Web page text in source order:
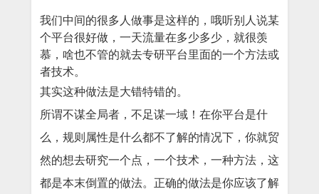
我们中间的很多人做事是这样的，哦听别人说某
个平台很好做，一天流量在多少多少，就很羡
慕，啥也不管的就去专研平台里面的一个方法或
者技术。
其实这种做法是大错特错的。
所谓不谋全局者，不足谋一域！在你平台是什
么，规则属性是什么都不了解的情况下，你就贸
然的想去研究一个点，一个技术，一种方法，这
都是本末倒置的做法。正确的做法是你应该了解